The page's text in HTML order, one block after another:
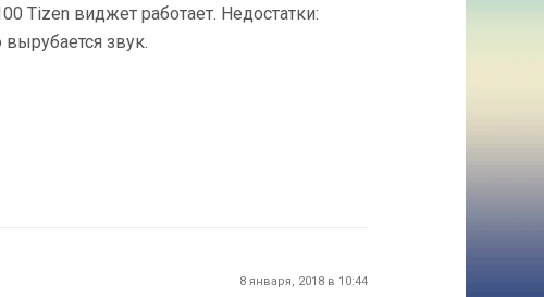
Tizen виджет работает. Недостатки:
звук.
8 января, 2018 в 10:44